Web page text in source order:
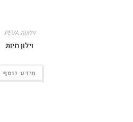
וילונות PEVA
וילון חיות
מידע נוסף